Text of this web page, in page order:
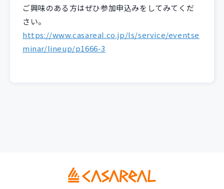
ご興味のある方はぜひ参加申込みをしてみてくだ
さい。
https://www.casareal.co.jp/ls/service/eventse
minar/lineup/p1666-3